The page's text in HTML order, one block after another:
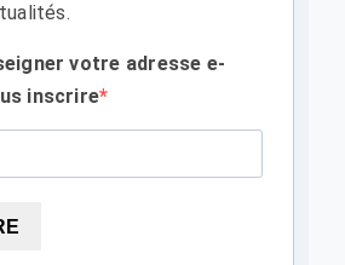
votre adresse e-
inscrire